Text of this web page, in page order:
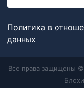
Политика в
данных
Все права защищены